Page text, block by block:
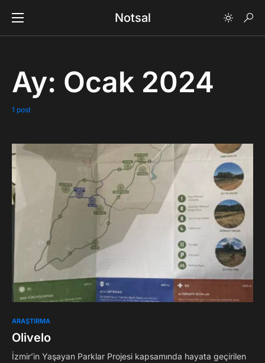
Notsal
Ay: Ocak 2024
1 post
ARAŞTIRMA
Olivelo
İzmir’in Yaşayan Parklar Projesi kapsamında hayata geçirilen